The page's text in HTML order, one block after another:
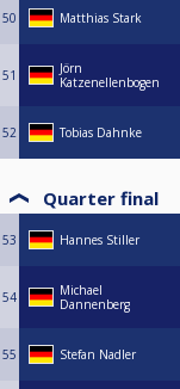
50 Matthias Stark
51
Jörn
Katzenellenbogen
52 Tobias Dahnke
Quarter final
53 Hannes Stiller
54
Michael
Dannenberg
55 Stefan Nadler